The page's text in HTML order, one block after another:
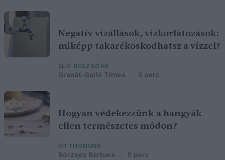
Negatív vízállások, vízkorlátozások:
miképp takarékoskodhatsz a vízzel?
ÉLŐ BOLYGÓNK
Granát-Galló Tímea 5 perc
Hogyan védekezzünk a hangyák
ellen természetes módon?
OTTHONUNK
Börzsey Barbara 5 perc